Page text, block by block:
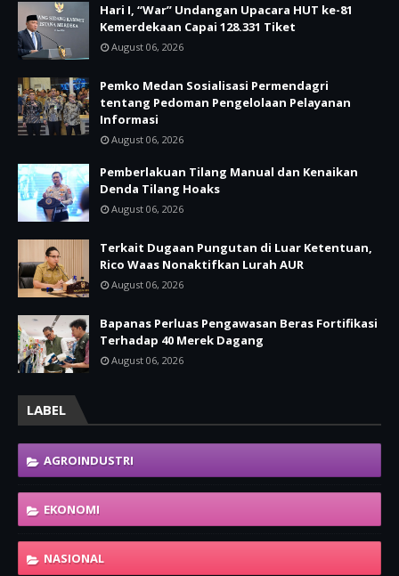
Hari I, “War” Undangan Upacara HUT ke-81
Kemerdekaan Capai 128.331 Tiket
August 06, 2026
Pemko Medan Sosialisasi Permendagri
tentang Pedoman Pengelolaan Pelayanan
Informasi
August 06, 2026
Pemberlakuan Tilang Manual dan Kenaikan
Denda Tilang Hoaks
August 06, 2026
Terkait Dugaan Pungutan di Luar Ketentuan,
Rico Waas Nonaktifkan Lurah AUR
August 06, 2026
Bapanas Perluas Pengawasan Beras Fortifikasi
Terhadap 40 Merek Dagang
August 06, 2026
LABEL
AGROINDUSTRI
EKONOMI
NASIONAL